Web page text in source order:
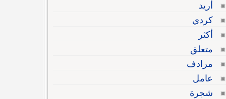
أريد
كردي
أكثر
متعلق
مرادف
عامل
شجرة